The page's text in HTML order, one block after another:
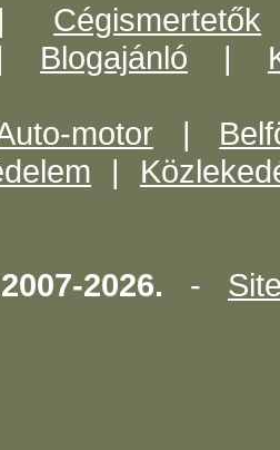
Cégismertetők
Blogajánló |
motor|
|
2026. -